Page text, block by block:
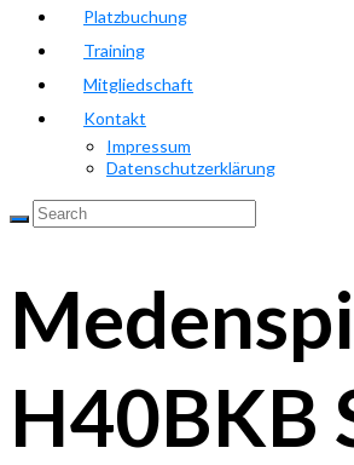
Platzbuchung
Training
Mitgliedschaft
Kontakt
Impressum
Datenschutzerklärung
H40BKB